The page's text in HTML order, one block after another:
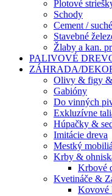
Plotové
Schody
Cement /
Stavebné
Žlaby a kan.
PALIVOVÉ
ZÁHRADA/
Olivy & figy
Gabióny
Do vinných
Exkluzívne
Húpačky &
Imitácie dreva
Mestký
Krby &
Krbové
Kvetináče &
Kovové